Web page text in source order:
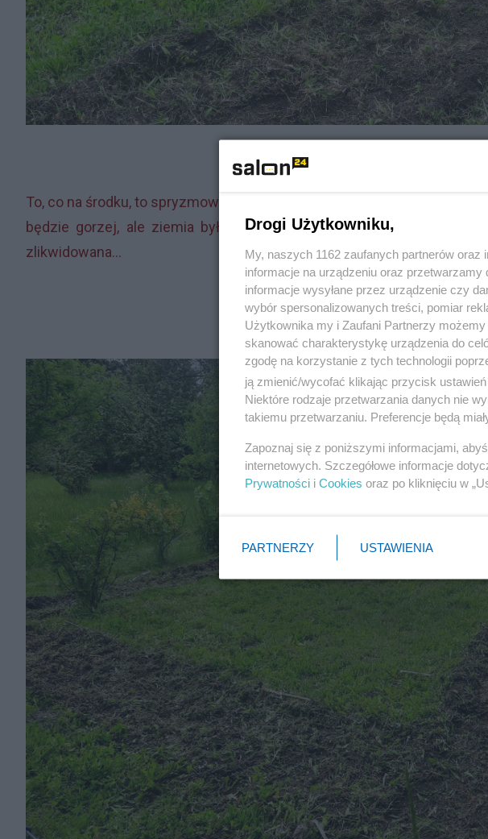
To, co na środku, to spryzmowany hunus, zebrany w tym miejscu, gdy
będzie gorzej, ale ziemia była pulchna i lekko przerośnięta darnią.
zlikwidowana...
Reklama
Drogi Użytkowniku,
My, naszych 1162 zaufanych partnerów
informacje na urządzeniu oraz
informacje wysyłane przez urządzenie czy
wybór spersonalizowanych treści, pomiar
Użytkownika my i Zaufani Partnerzy
skanować charakterystykę urządzenia do
zgodę na korzystanie z tych technologii
ją zmienić/wycofać klikając przycisk
Niektóre rodzaje przetwarzania danych nie
takiemu przetwarzaniu. Preferencje będą
Zapoznaj się z poniższymi informacjami,
internetowych. Szczegółowe informacje
Prywatności i Cookies oraz po kliknięciu w
PARTNERZY USTAWIENIA